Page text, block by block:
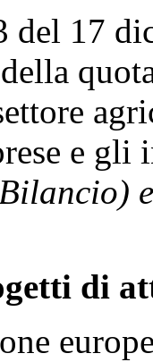
17
e
di